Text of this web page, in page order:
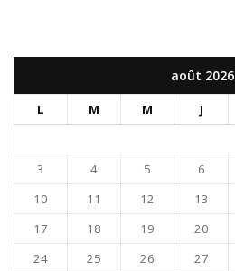
août 2026
L M M J
3
4 5 6
10
11 12 13
17
18 19 20
24
25 26 27